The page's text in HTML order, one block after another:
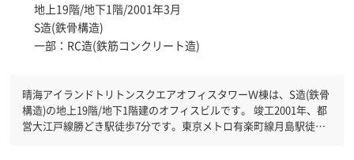
地上19階/地下1階/2001年3月
S造(鉄骨構造)
一部：RC造(鉄筋コンクリート造)
晴海アイランドトリトンスクエアオフィスタワーＷ棟は、S造(鉄骨
構造)の地上19階/地下1階建のオフィスビルです。 竣工2001年、都
営大江戸線勝どき駅徒歩7分です。東京メトロ有楽町線月島駅徒歩